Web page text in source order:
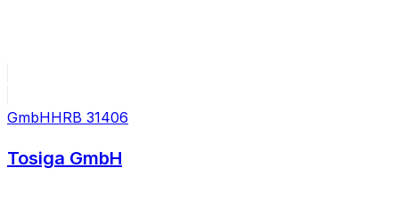
GmbHHRB 31406
Tosiga GmbH